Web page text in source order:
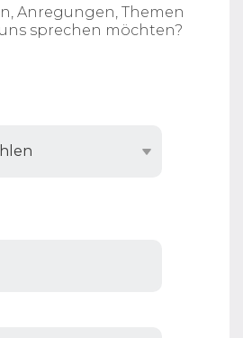
Anregungen, Themen
sprechen möchten?